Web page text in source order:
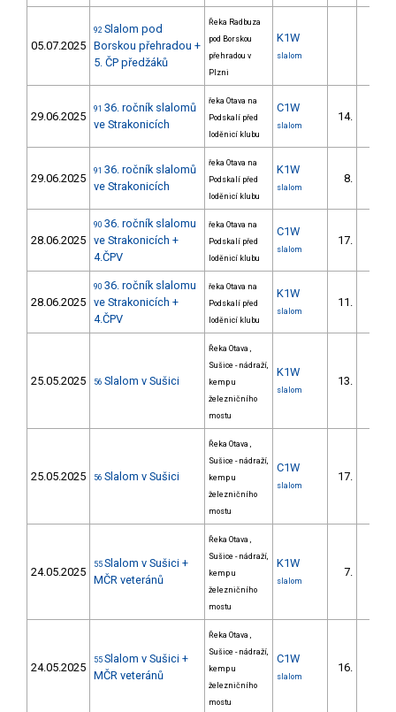
05.07.2025
92 Slalom pod
Borskou přehradou +
5. ČP předžáků
Řeka Radbuza
pod Borskou
přehradou v
Plzni
K1W
slalom
29.06.2025
91 36. ročník slalomů
ve Strakonicích
řeka Otava na
Podskalí před
loděnicí klubu
C1W
slalom
14.
29.06.2025
91 36. ročník slalomů
ve Strakonicích
řeka Otava na
Podskalí před
loděnicí klubu
K1W
slalom
8.
28.06.2025
90 36. ročník slalomu
ve Strakonicích +
4.ČPV
řeka Otava na
Podskalí před
loděnicí klubu
C1W
slalom
17.
28.06.2025
90 36. ročník slalomu
ve Strakonicích +
4.ČPV
řeka Otava na
Podskalí před
loděnicí klubu
K1W
slalom
11.
25.05.2025 56 Slalom v Sušici
Řeka Otava ,
Sušice - nádraží,
kemp u
železničního
mostu
K1W
slalom
13.
25.05.2025 56 Slalom v Sušici
Řeka Otava ,
Sušice - nádraží,
kemp u
železničního
mostu
C1W
slalom
17.
24.05.2025
55 Slalom v Sušici +
MČR veteránů
Řeka Otava ,
Sušice - nádraží,
kemp u
železničního
mostu
K1W
slalom
7.
24.05.2025
55 Slalom v Sušici +
MČR veteránů
Řeka Otava ,
Sušice - nádraží,
kemp u
železničního
mostu
C1W
slalom
16.